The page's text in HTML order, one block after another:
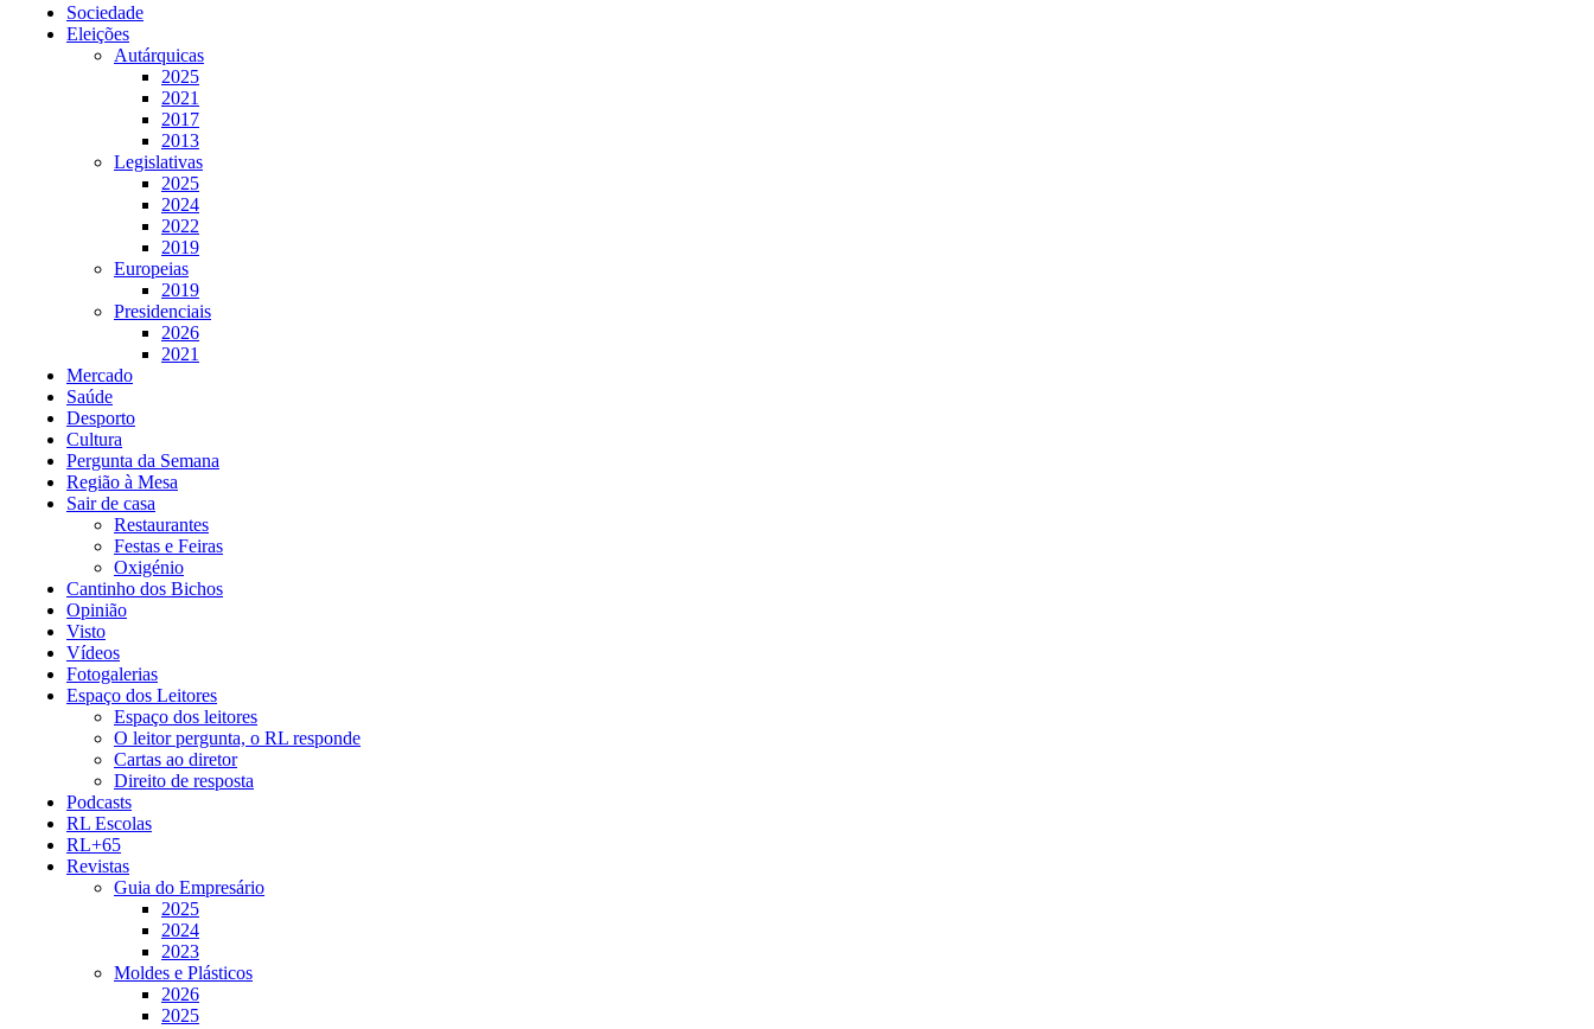
Sociedade
Eleições
Autárquicas
2025
2021
2017
2013
Legislativas
2025
2024
2022
2019
Europeias
2019
Presidenciais
2026
2021
Mercado
Saúde
Desporto
Cultura
Pergunta da Semana
Região à Mesa
Sair de casa
Restaurantes
Festas e Feiras
Oxigénio
Cantinho dos Bichos
Opinião
Visto
Vídeos
Fotogalerias
Espaço dos Leitores
Espaço dos leitores
O leitor pergunta, o RL responde
Cartas ao diretor
Direito de resposta
Podcasts
RL Escolas
RL+65
Revistas
Guia do Empresário
2025
2024
2023
Moldes e Plásticos
2026
2025